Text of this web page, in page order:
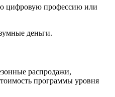
цифровую профессию или
деньги.
распродажи,
программы уровня